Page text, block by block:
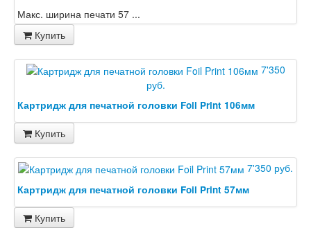
Макс. ширина печати 57 ...
Купить
7'350
руб.
Картридж для печатной головки Foil Print 106мм
Купить
7'350 руб.
Картридж для печатной головки Foil Print 57мм
Купить